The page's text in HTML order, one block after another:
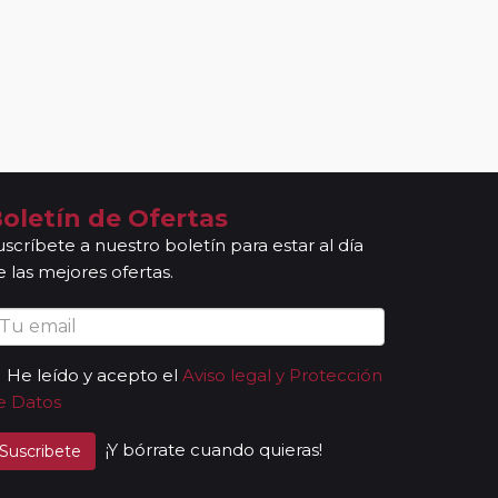
de Ofertas
a nuestro boletín para estar al día
las mejores ofertas.
He leído y acepto el Aviso legal y Protección
Datos
Suscribete ¡Y bórrate cuando quieras!